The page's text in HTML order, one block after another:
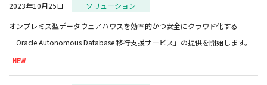
2023年10月25日
ソリューション
オンプレミス型データウェアハウスを効率的かつ安全にクラウド化する
「Oracle Autonomous Database 移行支援サービス」の提供を開始します。